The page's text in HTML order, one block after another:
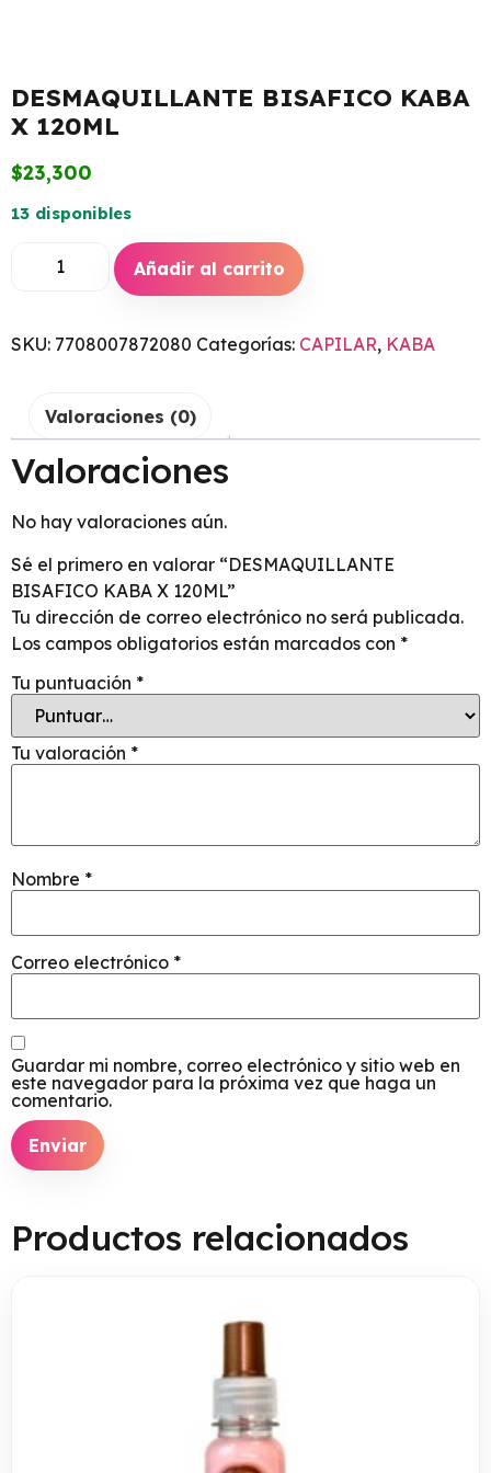
DESMAQUILLANTE BISAFICO KABA
X 120ML
$23,300
13 disponibles
Añadir al carrito
SKU: 7708007872080 Categorías: CAPILAR, KABA
Valoraciones (0)
Valoraciones
No hay valoraciones aún.
Sé el primero en valorar “DESMAQUILLANTE
BISAFICO KABA X 120ML”
Tu dirección de correo electrónico no será publicada.
Los campos obligatorios están marcados con *
Tu puntuación *
Tu valoración *
Nombre *
Correo electrónico *
Guardar mi nombre, correo electrónico y sitio web en
este navegador para la próxima vez que haga un
comentario.
Productos relacionados